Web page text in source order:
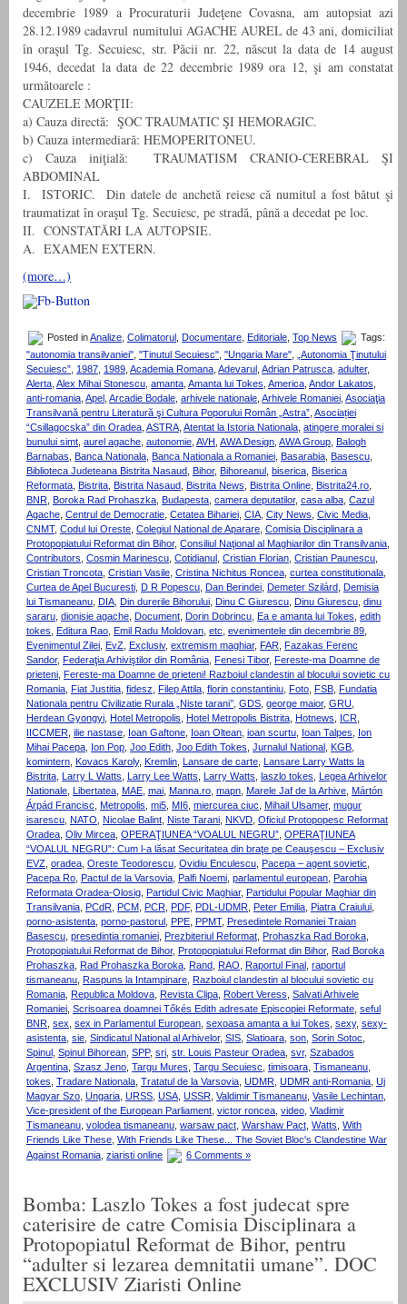
decembrie 1989 a Procuraturii Judeţene Covasna, am autopsiat azi
28.12.1989 cadavrul numitului AGACHE AUREL de 43 ani, domiciliat
în oraşul Tg. Secuiesc, str. Păcii nr. 22, născut la data de 14 august
1946, decedat la data de 22 decembrie 1989 ora 12, şi am constatat
următoarele :
CAUZELE MORŢII:
a) Cauza directă: ŞOC TRAUMATIC ŞI HEMORAGIC.
b) Cauza intermediară: HEMOPERITONEU.
c) Cauza iniţială: TRAUMATISM CRANIO-CEREBRAL ŞI
ABDOMINAL
I. ISTORIC. Din datele de anchetă reiese că numitul a fost bătut şi
traumatizat în oraşul Tg. Secuiesc, pe stradă, până a decedat pe loc.
II. CONSTATĂRI LA AUTOPSIE.
A. EXAMEN EXTERN.
(more…)
Posted inAnalize Colimatorul Documentare Editoriale Top News
Tags:
"autonomia transilvaniei", "Tinutul Secuiesc", "Ungaria Mare", „Autonomia Ţinutului
Secuiesc”, 1987, 1989, Academia Romana, Adevarul , Adrian Patrusca, adulter,
Alerta, Alex Mihai Stonescu, amanta, Amanta lui Tokes, America, Andor Lakatos,
anti-romania, Apel , Arcadie Bodale, arhivele nationale, Arhivele Romaniei, Asociaţia
Transilvană pentru Literatură şi Cultura Poporului Român „Astra”, Asociației
“Csillagocska” din Oradea, ASTRA, Atentat la Istoria Nationala, atingere moralei si
bunului simt, aurel agache, autonomie, AVH , AWA Design, AWA Group, Balogh
Barnabas, Banca Nationala, Banca Nationala a Romaniei, Basarabia, Basescu,
Biblioteca Judeteana Bistrita Nasaud, Bihor, Bihoreanul , biserica, Biserica
Reformata, Bistrita, Bistrita Nasaud, Bistrita News, Bistrita Online, Bistrita24.ro,
BNR, Boroka Rad Prohaszka, Budapesta, camera deputatilor, casa alba, Cazul
Agache, Centrul de Democratie, Cetatea Bihariei, CIA, City News, Civic Media,
CNMT, Codul lui Oreste, Colegiul National de Aparare, Comisia Disciplinara a
Protopopiatului Reformat din Bihor, Consiliul Naţional al Maghiarilor din Transilvania,
Contributors, Cosmin Marinescu, Cotidianul , Cristian Florian, Cristian Paunescu,
Cristian Troncota, Cristian Vasile, Cristina Nichitus Roncea, curtea constitutionala,
Curtea de Apel Bucuresti, D R Popescu, Dan Berindei, Demeter Szilárd, Demisia
lui Tismaneanu, DIA, Din durerile Bihorului, Dinu C Giurescu, Dinu Giurescu, dinu
sararu, dionisie agache, Document, Dorin Dobrincu, Ea e amanta lui Tokes, edith
tokes, Editura Rao, Emil Radu Moldovan, etc, evenimentele din decembrie 89,
Evenimentul Zilei, EvZ, Exclusiv, extremism maghiar, FAR, Fazakas Ferenc
Sandor, Federaţia Arhiviştilor din România, Fenesi Tibor, Fereste-ma Doamne de
prieteni, Fereste-ma Doamne de prieteni! Razboiul clandestin al blocului sovietic cu
Romania, Fiat Justitia, fidesz, Filep Attila, florin constantiniu, Foto, FSB, Fundatia
Nationala pentru Civilizatie Rurala „Niste tarani’’, GDS, george maior, GRU,
Herdean Gyongyi, Hotel Metropolis, Hotel Metropolis Bistrita, Hotnews, ICR,
IICCMER, ilie nastase, Ioan Gaftone, Ioan Oltean, ioan scurtu, Ioan Talpes, Ion
Mihai Pacepa, Ion Pop, Joo Edith, Joo Edith Tokes, Jurnalul National , KGB,
komintern, Kovacs Karoly, Kremlin, Lansare de carte, Lansare Larry Watts la
Bistrita, Larry L Watts, Larry Lee Watts, Larry Watts, laszlo tokes, Legea Arhivelor
Nationale, Libertatea, MAE, mai, Manna.ro, mapn, Marele Jaf de la Arhive, Mártón
Árpád Francisc, Metropolis, mi5, MI6, miercurea ciuc, Mihail Ulsamer, mugur
isarescu, NATO, Nicolae Balint, Niste Tarani, NKVD, Oficiul Protopopesc Reformat
Oradea, Oliv Mircea, OPERAŢIUNEA “VOALUL NEGRU”, OPERAŢIUNEA
“VOALUL NEGRU”: Cum l-a lăsat Securitatea din braţe pe Ceauşescu – Exclusiv
EVZ, oradea, Oreste Teodorescu, Ovidiu Enculescu, Pacepa – agent sovietic,
Pacepa Ro, Pactul de la Varsovia, Palfi Noemi, parlamentul european, Parohia
Reformata Oradea-Olosig, Partidul Civic Maghiar, Partidului Popular Maghiar din
Transilvania, PCdR, PCM, PCR, PDF, PDL-UDMR, Peter Emilia, Piatra Craiului,
porno-asistenta, porno-pastorul , PPE, PPMT, Presedintele Romaniei Traian
Basescu, presedintia romaniei, Prezbiteriul Reformat, Prohaszka Rad Boroka,
Protopopiatului Reformat de Bihor, Protopopiatului Reformat din Bihor, Rad Boroka
Prohaszka, Rad Prohaszka Boroka, Rand, RAO, Raportul Final , raportul
tismaneanu, Raspuns la Intampinare, Razboiul clandestin al blocului sovietic cu
Romania, Republica Moldova, Revista Clipa, Robert Veress, Salvati Arhivele
Romaniei, Scrisoarea doamnei Tőkés Edith adresate Episcopiei Reformate, seful
BNR, sex, sex in Parlamentul European, sexoasa amanta a lui Tokes, sexy, sexy-
asistenta, sie, Sindicatul National al Arhivelor, SIS, Slatioara, son, Sorin Sotoc,
Spinul , Spinul Bihorean, SPP, sri, str. Louis Pasteur Oradea, svr, Szabados
Argentina, Szasz Jeno, Targu Mures, Targu Secuiesc, timisoara, Tismaneanu,
tokes, Tradare Nationala, Tratatul de la Varsovia, UDMR, UDMR anti-Romania, Uj
Magyar Szo, Ungaria, URSS, USA, USSR, Valdimir Tismaneanu, Vasile Lechintan,
Vice-president of the European Parliament, victor roncea, video, Vladimir
Tismaneanu, volodea tismaneanu, warsaw pact, Warshaw Pact, Watts, With
Friends Like These, With Friends Like These... The Soviet Bloc's Clandestine War
Against Romania ziaristi online 6 Comments »
Bomba: Laszlo Tokes a fost judecat spre
caterisire de catre Comisia Disciplinara a
Protopopiatul Reformat de Bihor, pentru
“adulter si lezarea demnitatii umane”. DOC
EXCLUSIV Ziaristi Online